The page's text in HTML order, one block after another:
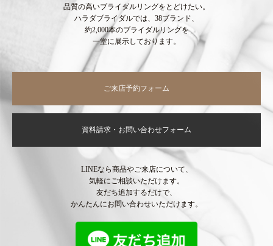
品質の高いブライダルリングをとどけたい。
ハラダブライダルでは、38ブランド、
約2,000本のブライダルリングを
一堂に展示しております。
ご来店予約フォーム
資料請求・お問い合わせフォーム
LINEなら商品やご来店について、
気軽にご相談いただけます。
友だち追加するだけで、
かんたんにお問い合わせいただけます。